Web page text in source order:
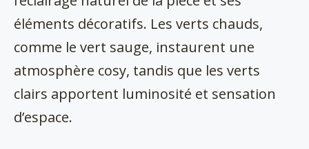
éléments décoratifs. Les verts chauds,
comme le vert sauge, instaurent une
atmosphère cosy, tandis que les verts
clairs apportent luminosité et sensation
d’espace.